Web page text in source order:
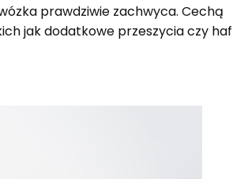
prawdziwie zachwyca. Cechą
jak dodatkowe przeszycia czy